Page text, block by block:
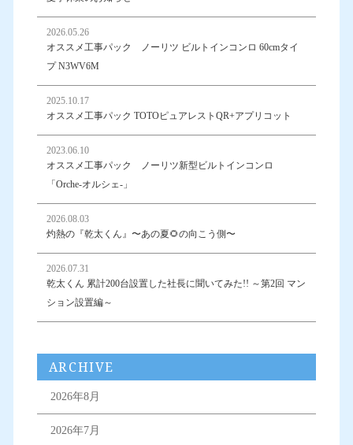
2026.05.26
オススメ工事パック ノーリツ ビルトインコンロ 60cmタイ
プ N3WV6M
2025.10.17
オススメ工事パック TOTOピュアレストQR+アプリコット
2023.06.10
オススメ工事パック ノーリツ新型ビルトインコンロ
「Orche-オルシェ-」
2026.08.03
灼熱の『乾太くん』〜あの夏🌻の向こう側〜
2026.07.31
乾太くん 累計200台設置した社長に聞いてみた!! ～第2回 マン
ション設置編～
ARCHIVE
2026年8月
2026年7月